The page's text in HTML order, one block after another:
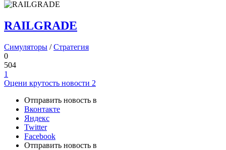
RAILGRADE
Симуляторы /Стратегия
0
504
1
Оцени крутость новости 2
Отправить новость в
Вконтакте
Яндекс
Twitter
Facebook
Отправить новость в